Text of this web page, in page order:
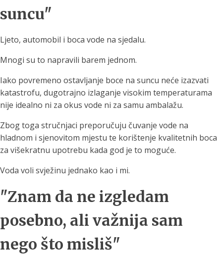
suncu"
Ljeto, automobil i boca vode na sjedalu.
Mnogi su to napravili barem jednom.
Iako povremeno ostavljanje boce na suncu neće izazvati
katastrofu, dugotrajno izlaganje visokim temperaturama
nije idealno ni za okus vode ni za samu ambalažu.
Zbog toga stručnjaci preporučuju čuvanje vode na
hladnom i sjenovitom mjestu te korištenje kvalitetnih boca
za višekratnu upotrebu kada god je to moguće.
Voda voli svježinu jednako kao i mi.
"Znam da ne izgledam
posebno, ali važnija sam
nego što misliš"